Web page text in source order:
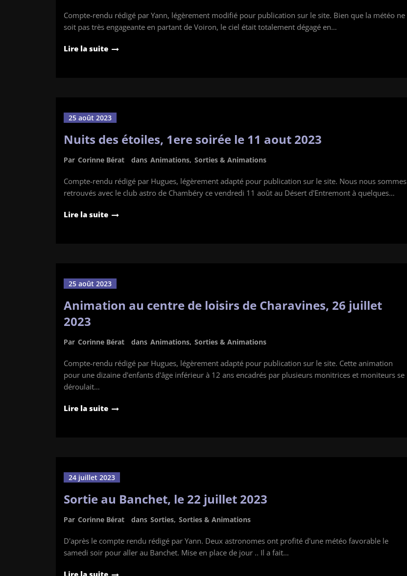
Compte-rendu rédigé par Yann, légèrement modifié pour publication sur le site. Bien que la météo ne
soit pas très engageante en partant de Voiron, le ciel était totalement dégagé en…
Lire la suite
25 août 2023
Nuits des étoiles, 1ere soirée le 11 aout 2023
Par Corinne Bérat dans Animations, Sorties & Animations
Compte-rendu rédigé par Hugues, légèrement adapté pour publication sur le site. Nous nous sommes
retrouvés avec le club astro de Chambéry ce vendredi 11 août au Désert d'Entremont à quelques…
Lire la suite
25 août 2023
Animation au centre de loisirs de Charavines, 26 juillet
2023
Par Corinne Bérat dans Animations, Sorties & Animations
Compte-rendu rédigé par Hugues, légèrement adapté pour publication sur le site. Cette animation
pour une dizaine d'enfants d'âge inférieur à 12 ans encadrés par plusieurs monitrices et moniteurs se
déroulait…
Lire la suite
24 juillet 2023
Sortie au Banchet, le 22 juillet 2023
Par Corinne Bérat dans Sorties, Sorties & Animations
D'après le compte rendu rédigé par Yann. Deux astronomes ont profité d'une météo favorable le
samedi soir pour aller au Banchet. Mise en place de jour .. Il a fait…
Lire la suite